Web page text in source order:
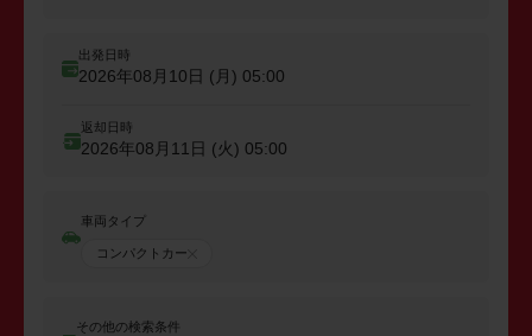
出発日時
2026年08月10日 (月) 05:00
返却日時
2026年08月11日 (火) 05:00
車両タイプ
コンパクトカー
その他の検索条件